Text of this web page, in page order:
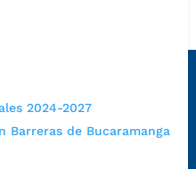
2024-2027
Barreras de Bucaramanga